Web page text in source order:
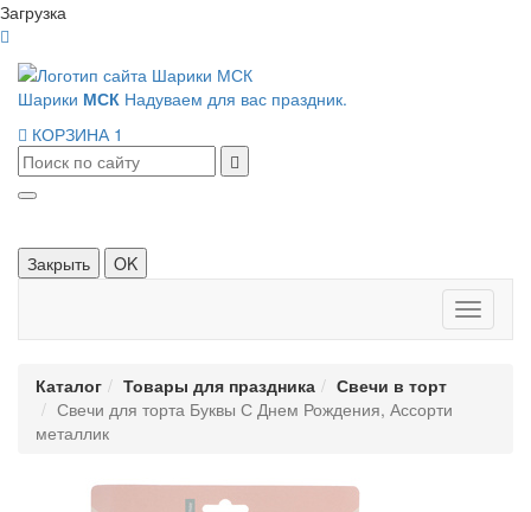
Загрузка
Шарики МСК Надуваем для вас праздник.
КОРЗИНА 1
Закрыть OK
Панель
Каталог Товары для праздника
Свечи в торт
Свечи для торта Буквы С Днем Рождения, Ассорти
металлик